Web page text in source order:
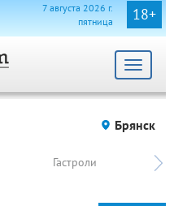
18+
7 августа 2026 г.
пятница
Toggle
Брянск
Гастроли